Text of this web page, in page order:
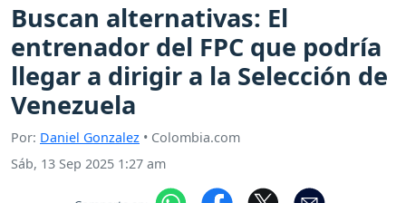
Buscan alternativas: El
entrenador del FPC que podría
llegar a dirigir a la Selección de
Venezuela
Por: Daniel Gonzalez • Colombia.com
Sáb, 13 Sep 2025 1:27 am